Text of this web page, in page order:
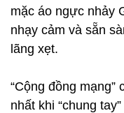
mặc áo ngực nhảy
nhạy cảm và sẵn
lãng xẹt.
“Cộng đồng
nhất khi “chung